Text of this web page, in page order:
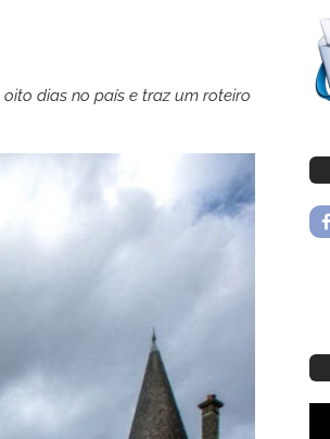
dias no país e traz um roteiro